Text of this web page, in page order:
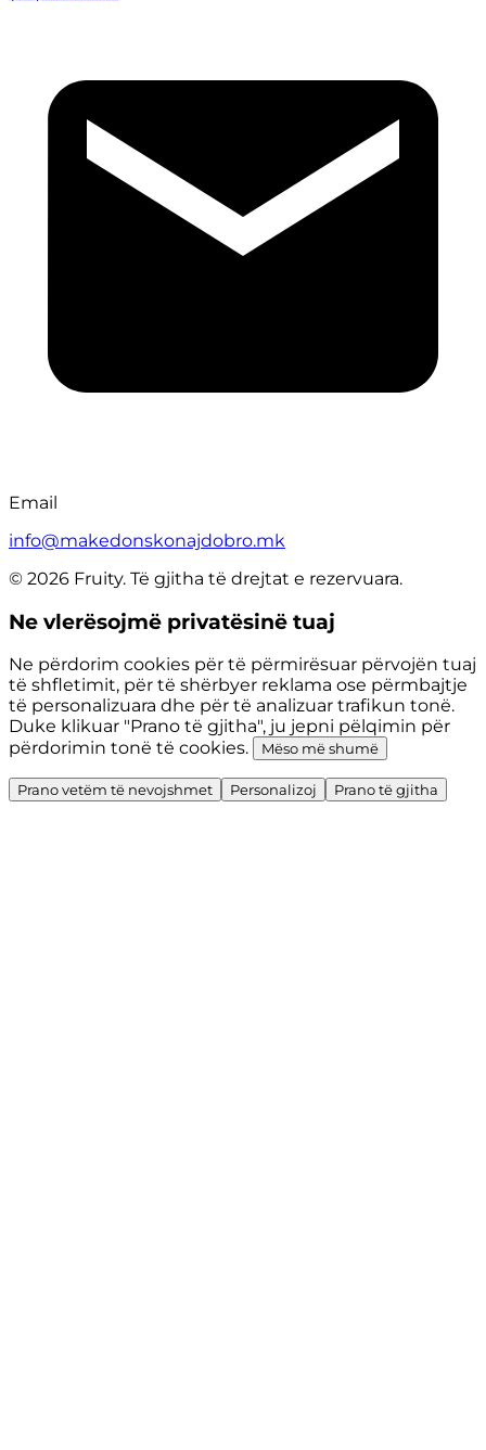
Email
info@makedonskonajdobro.mk
© 2026 Fruity. Të gjitha të drejtat e rezervuara.
Ne vlerësojmë privatësinë tuaj
Ne përdorim cookies për të përmirësuar përvojën tuaj
të shfletimit, për të shërbyer reklama ose përmbajtje
të personalizuara dhe për të analizuar trafikun tonë.
Duke klikuar "Prano të gjitha", ju jepni pëlqimin për
përdorimin tonë të cookies.
Mëso më shumë
Prano vetëm të nevojshmet Personalizoj Prano të gjitha